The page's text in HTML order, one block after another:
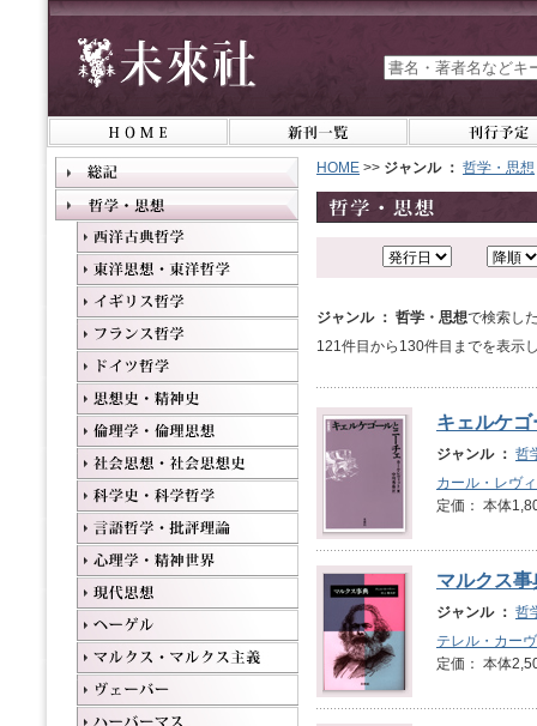
HOME >> ジャンル ： 哲学・思想
ジャンル ： 哲学・思想で検索し
121件目から130件目までを表示
キェルケ
ジャンル ： 哲
カール・レヴ
定価： 本体
マルクス事
ジャンル ： 哲
テレル・カー
定価： 本体